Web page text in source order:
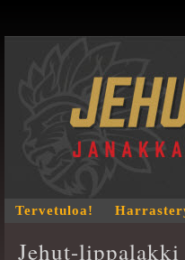
Tervetuloa!
Jehut-lippalakki